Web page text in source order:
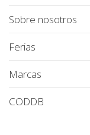
Sobre nosotros
Ferias
Marcas
CODDB